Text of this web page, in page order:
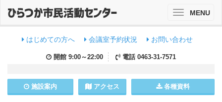
はじめての方へ 会議室予約状況 お問い合わせ
開館 9:00～22:00 電話 0463-31-7571
施設案内 アクセス 各種資料
ToggleMENU